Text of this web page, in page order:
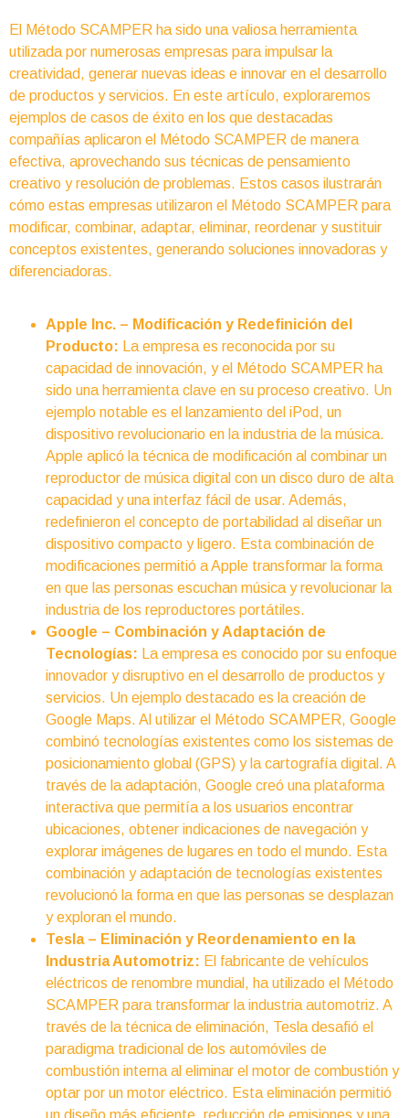
El Método SCAMPER ha sido una valiosa herramienta
utilizada por numerosas empresas para impulsar la
creatividad, generar nuevas ideas e innovar en el desarrollo
de productos y servicios. En este artículo, exploraremos
ejemplos de casos de éxito en los que destacadas
compañías aplicaron el Método SCAMPER de manera
efectiva, aprovechando sus técnicas de pensamiento
creativo y resolución de problemas. Estos casos ilustrarán
cómo estas empresas utilizaron el Método SCAMPER para
modificar, combinar, adaptar, eliminar, reordenar y sustituir
conceptos existentes, generando soluciones innovadoras y
diferenciadoras.
Apple Inc. – Modificación y Redefinición del
Producto:
La empresa es reconocida por su
capacidad de innovación, y el Método SCAMPER ha
sido una herramienta clave en su proceso creativo. Un
ejemplo notable es el lanzamiento del iPod, un
dispositivo revolucionario en la industria de la música.
Apple aplicó la técnica de modificación al combinar un
reproductor de música digital con un disco duro de alta
capacidad y una interfaz fácil de usar. Además,
redefinieron el concepto de portabilidad al diseñar un
dispositivo compacto y ligero. Esta combinación de
modificaciones permitió a Apple transformar la forma
en que las personas escuchan música y revolucionar la
industria de los reproductores portátiles.
Google – Combinación y Adaptación de
Tecnologías:
La empresa es conocido por su enfoque
innovador y disruptivo en el desarrollo de productos y
servicios. Un ejemplo destacado es la creación de
Google Maps. Al utilizar el Método SCAMPER, Google
combinó tecnologías existentes como los sistemas de
posicionamiento global (GPS) y la cartografía digital. A
través de la adaptación, Google creó una plataforma
interactiva que permitía a los usuarios encontrar
ubicaciones, obtener indicaciones de navegación y
explorar imágenes de lugares en todo el mundo. Esta
combinación y adaptación de tecnologías existentes
revolucionó la forma en que las personas se desplazan
y exploran el mundo.
Tesla – Eliminación y Reordenamiento en la
Industria Automotriz: El fabricante de vehículos
eléctricos de renombre mundial, ha utilizado el Método
SCAMPER para transformar la industria automotriz. A
través de la técnica de eliminación, Tesla desafió el
paradigma tradicional de los automóviles de
combustión interna al eliminar el motor de combustión y
optar por un motor eléctrico. Esta eliminación permitió